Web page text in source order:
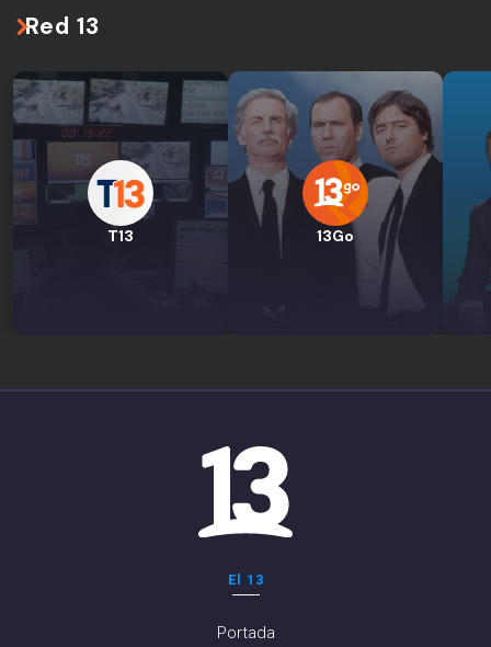
Red 13
T13 13Go
El 13
Portada